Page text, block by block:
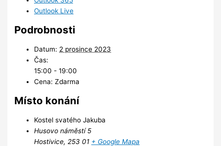
Outlook Live
Podrobnosti
Datum: 2 prosince 2023
Čas:
15:00 - 19:00
Cena: Zdarma
Místo konání
Kostel svatého Jakuba
Husovo náměstí 5
Hostivice, 253 01 + Google Mapa